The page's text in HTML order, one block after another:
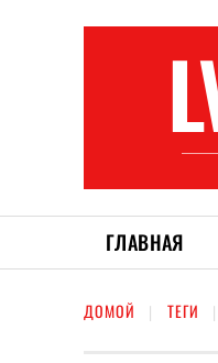
ГЛАВНАЯ
ДОМОЙ ТЕГИ